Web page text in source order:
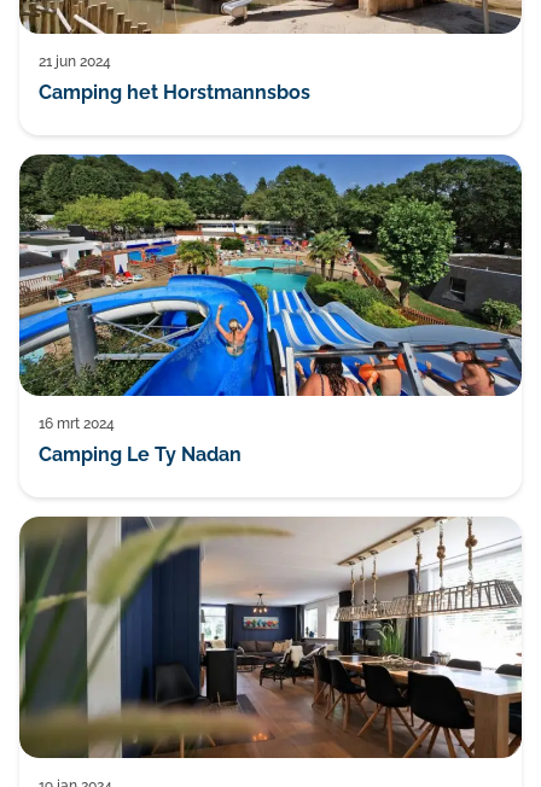
21 jun 2024
Camping het Horstmannsbos
16 mrt 2024
Camping Le Ty Nadan